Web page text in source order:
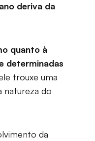
deriva da
quanto à
determinadas
trouxe uma
natureza do
da